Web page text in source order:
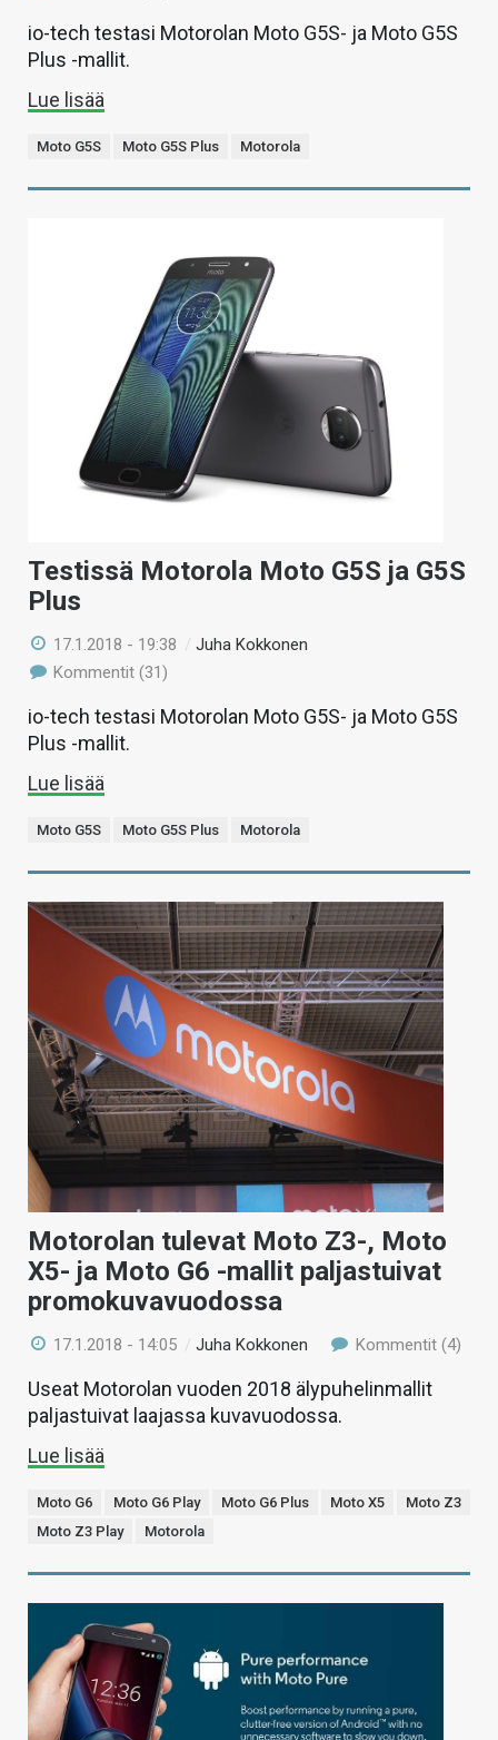
io-tech testasi Motorolan Moto G5S- ja Moto G5S
Plus -mallit.
Lue lisää
Moto G5S Moto G5S Plus Motorola
Testissä Motorola Moto G5S ja G5S
Plus
17.1.2018 - 19:38 /Juha Kokkonen
Kommentit (31)
io-tech testasi Motorolan Moto G5S- ja Moto G5S
Plus -mallit.
Lue lisää
Moto G5S Moto G5S Plus Motorola
Motorolan tulevat Moto Z3-, Moto
X5- ja Moto G6 -mallit paljastuivat
promokuvavuodossa
17.1.2018 - 14:05 /Juha Kokkonen Kommentit (4)
Useat Motorolan vuoden 2018 älypuhelinmallit
paljastuivat laajassa kuvavuodossa.
Lue lisää
Moto G6 Moto G6 Play Moto G6 Plus Moto X5
Moto Z3
Moto Z3 Play
Motorola